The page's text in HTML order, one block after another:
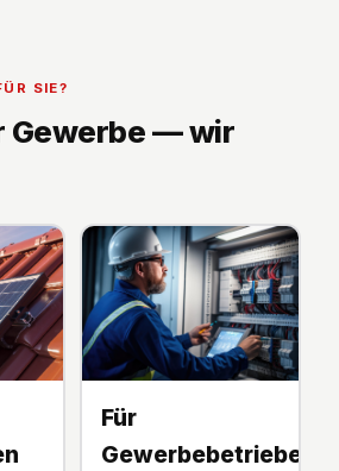
SIE?
Gewerbe — wir
Für
Gewerbebetriebe